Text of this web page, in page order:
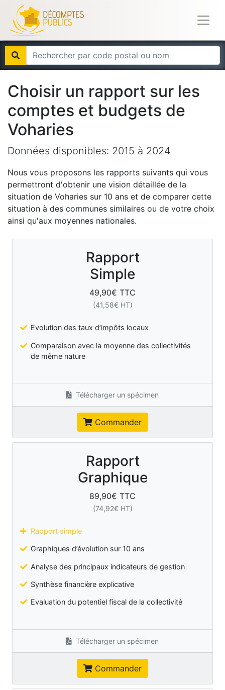
Choisir un rapport sur les
comptes et budgets de
Voharies
Données disponibles: 2015 à 2024
Nous vous proposons les rapports suivants qui vous
permettront d'obtenir une vision détaillée de la
situation de Voharies sur 10 ans et de comparer cette
situation à des communes similaires ou de votre choix
ainsi qu'aux moyennes nationales.
Rapport
Simple
49,90€ TTC
(41,58€ HT)
Evolution des taux d’impôts locaux
Comparaison avec la moyenne des collectivités
de même nature
Télécharger un spécimen
Commander
Rapport
Graphique
89,90€ TTC
(74,92€ HT)
Rapport simple
Graphiques d’évolution sur 10 ans
Analyse des principaux indicateurs de gestion
Synthèse financière explicative
Evaluation du potentiel fiscal de la collectivité
Télécharger un spécimen
Commander